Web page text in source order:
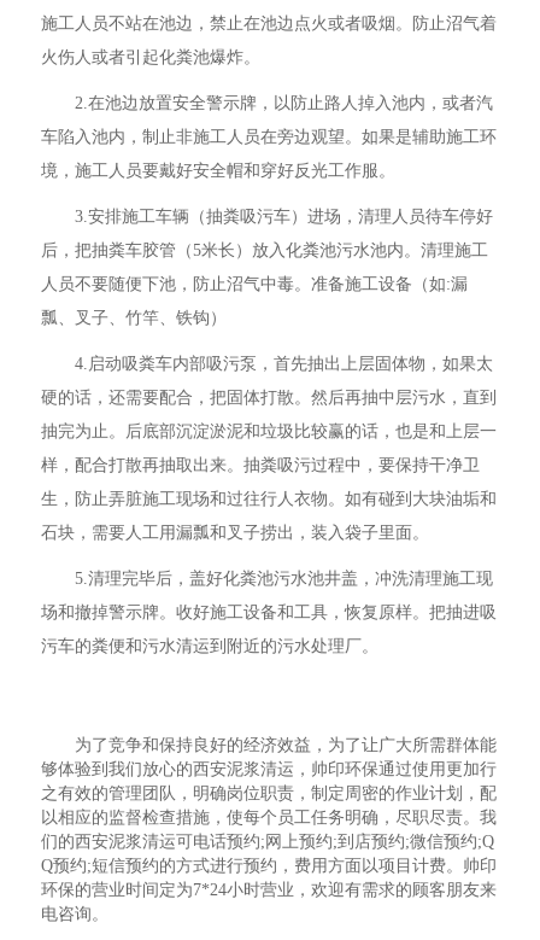
施工人员不站在池边，禁止在池边点火或者吸烟。防止沼气着
火伤人或者引起化粪池爆炸。
2.在池边放置安全警示牌，以防止路人掉入池内，或者汽
车陷入池内，制止非施工人员在旁边观望。如果是辅助施工环
境，施工人员要戴好安全帽和穿好反光工作服。
3.安排施工车辆（抽粪吸污车）进场，清理人员待车停好
后，把抽粪车胶管（5米长）放入化粪池污水池内。清理施工
人员不要随便下池，防止沼气中毒。准备施工设备（如:漏
瓢、叉子、竹竿、铁钩）
4.启动吸粪车内部吸污泵，首先抽出上层固体物，如果太
硬的话，还需要配合，把固体打散。然后再抽中层污水，直到
抽完为止。后底部沉淀淤泥和垃圾比较赢的话，也是和上层一
样，配合打散再抽取出来。抽粪吸污过程中，要保持干净卫
生，防止弄脏施工现场和过往行人衣物。如有碰到大块油垢和
石块，需要人工用漏瓢和叉子捞出，装入袋子里面。
5.清理完毕后，盖好化粪池污水池井盖，冲洗清理施工现
场和撤掉警示牌。收好施工设备和工具，恢复原样。把抽进吸
污车的粪便和污水清运到附近的污水处理厂。
为了竞争和保持良好的经济效益，为了让广大所需群体能
够体验到我们放心的西安泥浆清运，帅印环保通过使用更加行
之有效的管理团队，明确岗位职责，制定周密的作业计划，配
以相应的监督检查措施，使每个员工任务明确，尽职尽责。我
们的西安泥浆清运可电话预约;网上预约;到店预约;微信预约;Q
Q预约;短信预约的方式进行预约，费用方面以项目计费。帅印
环保的营业时间定为7*24小时营业，欢迎有需求的顾客朋友来
电咨询。